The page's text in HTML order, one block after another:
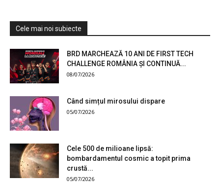
Cele mai noi subiecte
BRD MARCHEAZĂ 10 ANI DE FIRST TECH
CHALLENGE ROMÂNIA ȘI CONTINUĂ...
08/07/2026
Când simțul mirosului dispare
05/07/2026
Cele 500 de milioane lipsă:
bombardamentul cosmic a topit prima
crustă...
05/07/2026